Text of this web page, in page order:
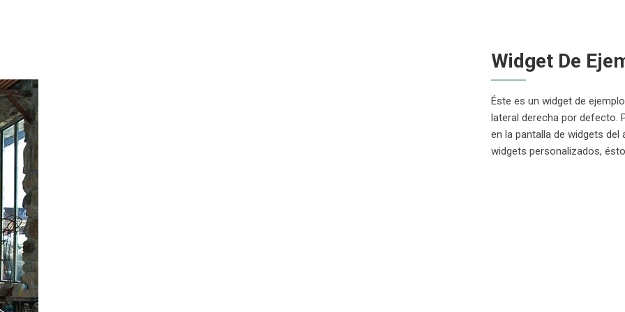
Widget De
Éste es un widget de
lateral derecha por defecto.
en la pantalla de widgets del
widgets personalizados,